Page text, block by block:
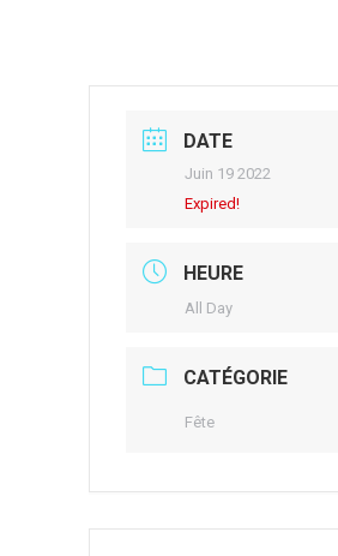
DATE
Juin 19 2022
Expired!
HEURE
All Day
CATÉGORIE
Fête